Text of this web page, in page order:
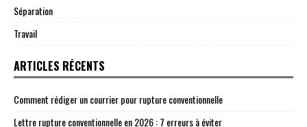
Séparation
Travail
ARTICLES RÉCENTS
Comment rédiger un courrier pour rupture conventionnelle
Lettre rupture conventionnelle en 2026 : 7 erreurs à éviter